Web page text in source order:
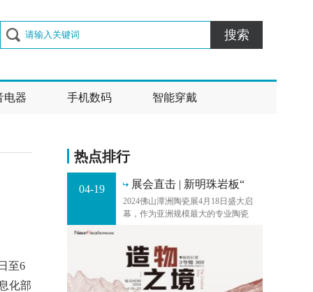
搜索
电器 手机数码 智能穿戴
至6
化部
热点排行
04-19 展会直击 | 新明珠岩板“
2024佛山潭洲陶瓷展4月18日盛大启
幕，作为亚洲规模最大的专业陶瓷
办，汇聚了全球60多个国家地区、15
万余名专业